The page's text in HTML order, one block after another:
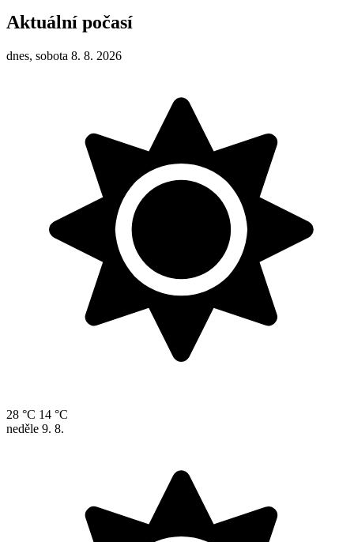
Aktuální počasí
dnes, sobota 8. 8. 2026
28 °C 14 °C
neděle 9. 8.